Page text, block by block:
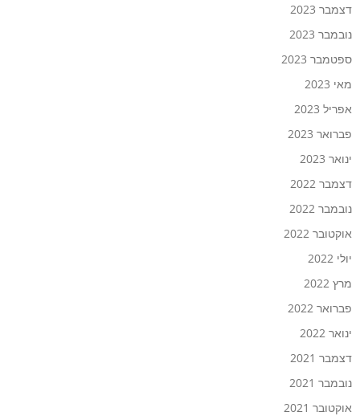
דצמבר 2023
נובמבר 2023
ספטמבר 2023
מאי 2023
אפריל 2023
פברואר 2023
ינואר 2023
דצמבר 2022
נובמבר 2022
אוקטובר 2022
יולי 2022
מרץ 2022
פברואר 2022
ינואר 2022
דצמבר 2021
נובמבר 2021
אוקטובר 2021